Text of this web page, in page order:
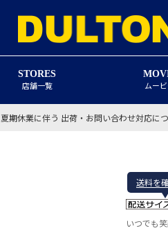
STORES
店舗一覧 ムー
夏期休業に伴う 出荷・お問い合わせ対応に
送料を
いつでも